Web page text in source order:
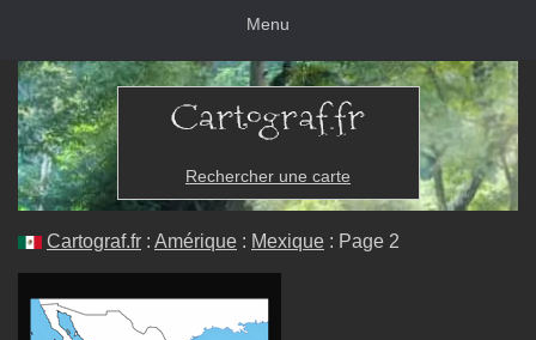
Menu
Rechercher une carte
Cartograf.fr : Amérique : Mexique : Page 2